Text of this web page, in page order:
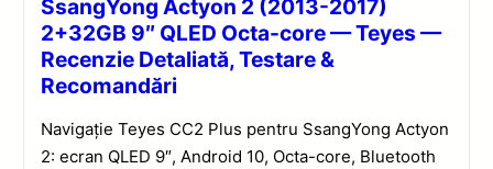
SsangYong Actyon 2 (2013-2017)
2+32GB 9″ QLED Octa-core — Teyes —
Recenzie Detaliată, Testare &
Recomandări
Navigație Teyes CC2 Plus pentru SsangYong Actyon
2: ecran QLED 9″, Android 10, Octa-core, Bluetooth